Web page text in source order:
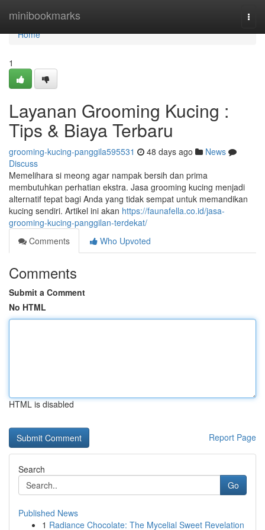
minibookmarks
Home
Home
1
Layanan Grooming Kucing :
Tips & Biaya Terbaru
grooming-kucing-panggila595531 48 days ago
News
Discuss
Memelihara si meong agar nampak bersih dan prima
membutuhkan perhatian ekstra. Jasa grooming kucing menjadi
alternatif tepat bagi Anda yang tidak sempat untuk memandikan
kucing sendiri. Artikel ini akan https://faunafella.co.id/jasa-
grooming-kucing-panggilan-terdekat/
Comments
Who Upvoted
Comments
Submit a Comment
No HTML
HTML is disabled
Report Page
Search
Go
Published News
1 Radiance Chocolate: The Mycelial Sweet Revelation